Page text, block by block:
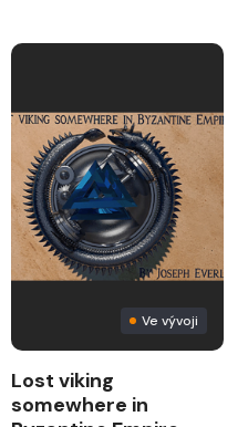
Ve vývoji
Lost viking
somewhere in